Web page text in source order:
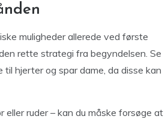
muligheder allerede ved første
rette strategi fra begyndelsen. Se
hjerter og spar dame, da disse kan
ruder – kan du måske forsøge at